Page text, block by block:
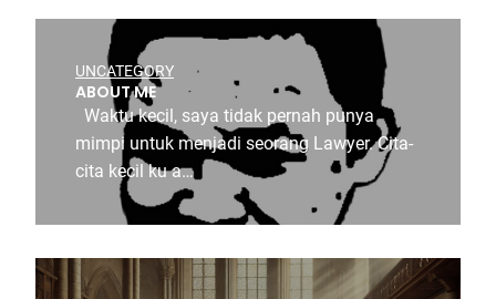
UNCATEGORY
ABOUT ME
Waktu kecil, saya tidak pernah punya
mimpi untuk menjadi seorang Lawyer. Cita-
cita kecil ku a…